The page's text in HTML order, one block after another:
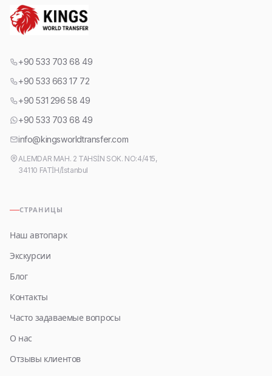
+90 533 703 68 49
+90 533 663 17 72
+90 531 296 58 49
+90 533 703 68 49
info@kingsworldtransfer.com
ALEMDAR MAH. 2 TAHSİN SOK. NO:4/415,
34110 FATİH/İstanbul
СТРАНИЦЫ
Наш автопарк
Экскурсии
Блог
Контакты
Часто задаваемые вопросы
О нас
Отзывы клиентов